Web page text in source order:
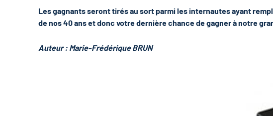
Les gagnants seront tirés au sort parmi les internautes ayant
de nos 40 ans et donc votre dernière chance de gagner à notre
Auteur : Marie-Frédérique BRUN